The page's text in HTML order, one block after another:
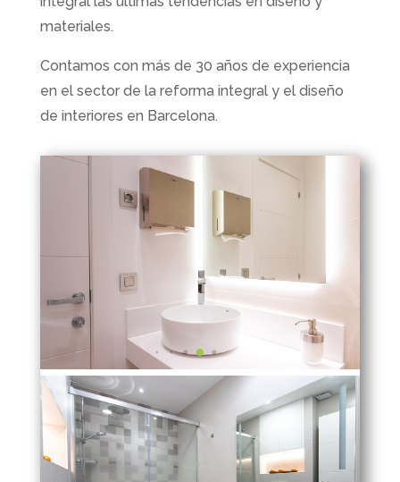
materiales.
Contamos con más de 30 años de experiencia
en el sector de la reforma integral y el diseño
de interiores en Barcelona.